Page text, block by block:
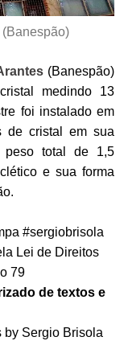
(Banespão)
(Banespão)
medindo 13
foi instalado em
de cristal em sua
total de 1,5
e sua forma
#sergiobrisola
Lei de Direitos
79
de textos e
by Sergio Brisola